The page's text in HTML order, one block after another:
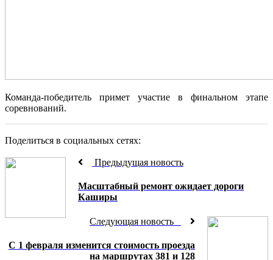
Команда-победитель примет участие в финальном этапе
соревнований.
Поделиться в социальных сетях:
Предыдущая новость
Масштабный ремонт ожидает дороги
Каширы
Следующая новость
С 1 февраля изменится стоимость проезда
на маршрутах 381 и 128